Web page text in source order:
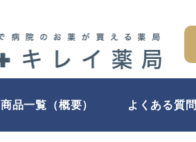
商品一覧（概要） よくある質問